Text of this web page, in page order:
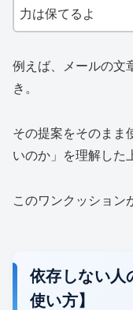
力は保てるよ
例えば、メールの文
き。
その提案をそのまま
いのか」を理解した
このワンクッション
依存しない人
使い方】